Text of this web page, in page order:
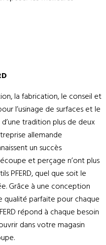
la fabrication, le conseil et
l’usinage de surfaces et le
tradition plus de deux
allemande
un succès
et perçage n’ont plus
PFERD, quel que soit le
Grâce à une conception
qualité parfaite pour chaque
répond à chaque besoin
dans votre magasin